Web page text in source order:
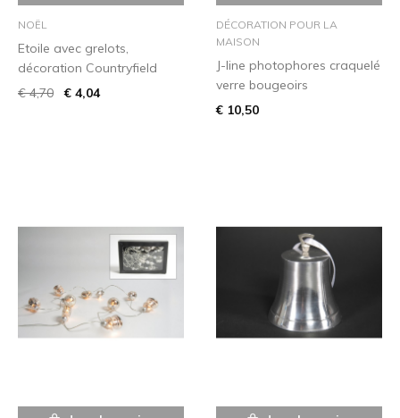
NOËL
Etoile avec grelots,
décoration Countryfield
€ 4,70
€ 4,04
DÉCORATION POUR LA
MAISON
J-line photophores craquelé
verre bougeoirs
€ 10,50